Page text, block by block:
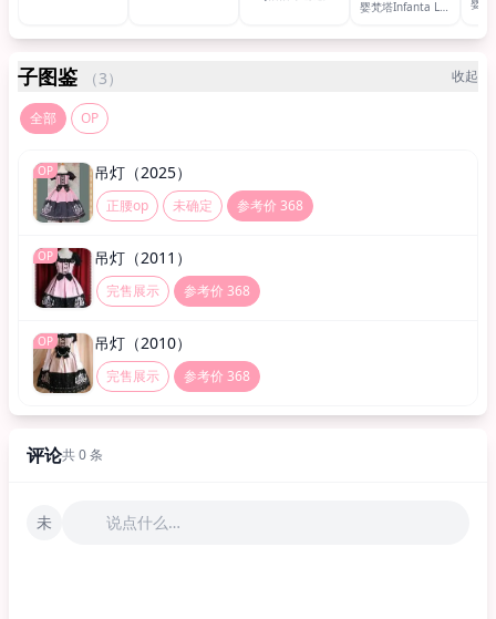
婴梵塔Infanta Lolita
子图鉴 （3） 收起
全部 OP
OP 吊灯（2025）
正腰op 未确定 参考价 368
OP 吊灯（2011）
完售展示 参考价 368
OP 吊灯（2010）
完售展示 参考价 368
评论共 0 条
未 说点什么…